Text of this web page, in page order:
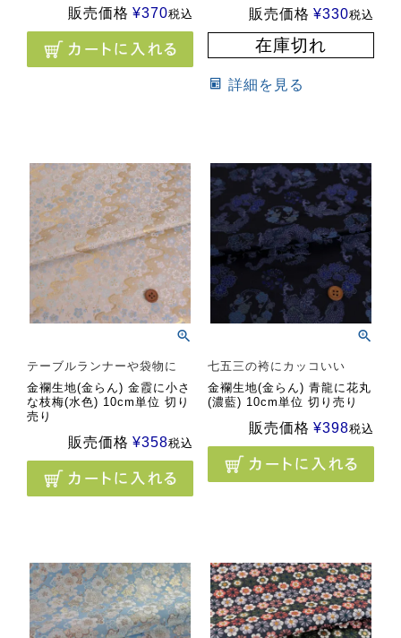
販売価格 ¥370税込 販売価格 ¥330税込
在庫切れ
詳細を見る
テーブルランナーや袋物に
金襴生地(金らん) 金霞に小さ
な枝梅(水色) 10cm単位 切り
売り
販売価格 ¥358税込
七五三の袴にカッコいい
金襴生地(金らん) 青龍に花丸
(濃藍) 10cm単位 切り売り
販売価格 ¥398税込